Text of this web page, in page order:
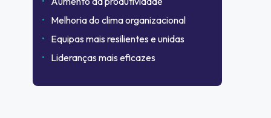
Melhoria do clima organizacional
Equipas mais resilientes e unidas
Lideranças mais eficazes